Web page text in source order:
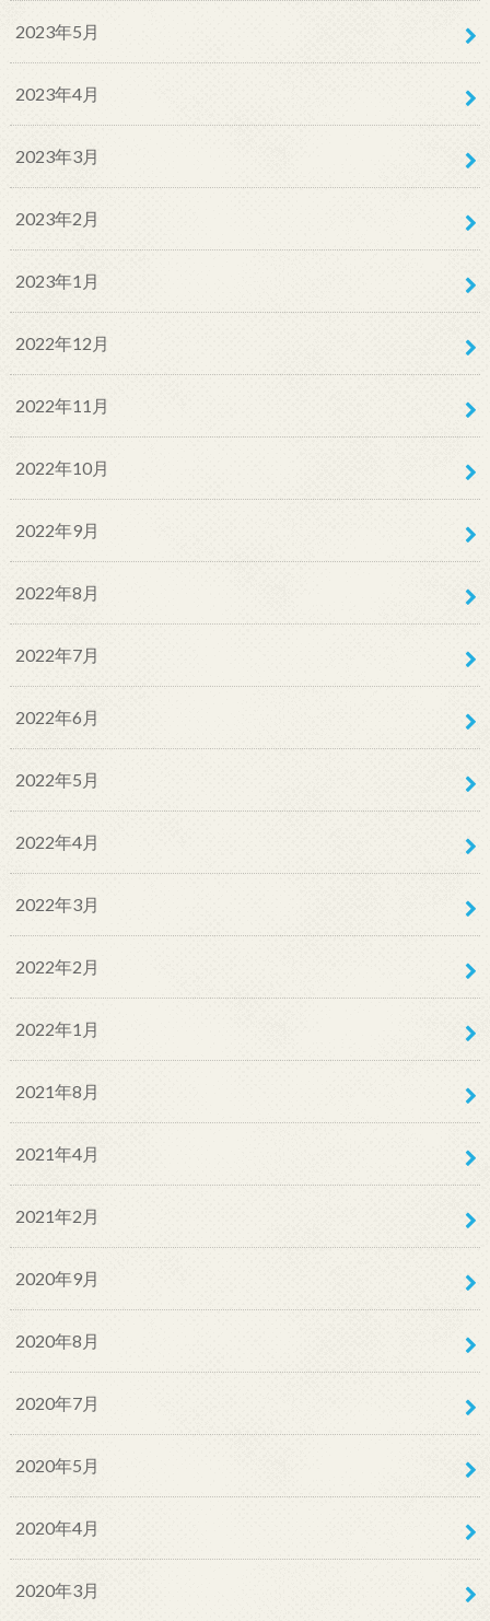
2023年5月
2023年4月
2023年3月
2023年2月
2023年1月
2022年12月
2022年11月
2022年10月
2022年9月
2022年8月
2022年7月
2022年6月
2022年5月
2022年4月
2022年3月
2022年2月
2022年1月
2021年8月
2021年4月
2021年2月
2020年9月
2020年8月
2020年7月
2020年5月
2020年4月
2020年3月